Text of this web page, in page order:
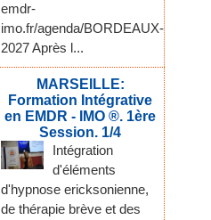
emdr-
imo.fr/agenda/BORDEAUX-
2027 Après l...
MARSEILLE:
Formation Intégrative
en EMDR - IMO ®. 1ère
Session. 1/4
Intégration
d'éléments
d'hypnose ericksonienne,
de thérapie brève et des